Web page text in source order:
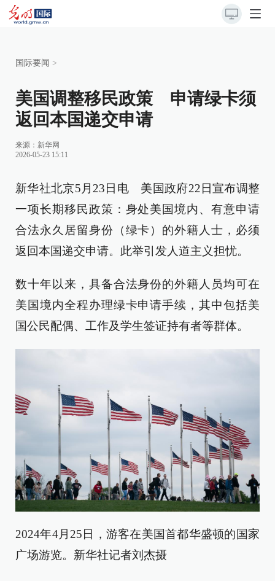
国际要闻 >
美国调整移民政策 申请绿卡须
返回本国递交申请
来源： 新华网
2026-05-23 15:11
新华社北京5月23日电 美国政府22日宣布调整
一项长期移民政策：身处美国境内、有意申请
合法永久居留身份（绿卡）的外籍人士，必须
返回本国递交申请。此举引发人道主义担忧。
数十年以来，具备合法身份的外籍人员均可在
美国境内全程办理绿卡申请手续，其中包括美
国公民配偶、工作及学生签证持有者等群体。
2024年4月25日，游客在美国首都华盛顿的国家
广场游览。新华社记者刘杰摄